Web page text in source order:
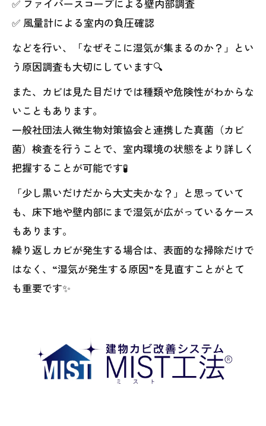
✅ ファイバースコープによる壁内部調査
✅ 風量計による室内の負圧確認
などを行い、「なぜそこに湿気が集まるのか？」とい
う原因調査も大切にしています🔍
また、カビは見た目だけでは種類や危険性がわからな
いこともあります。
一般社団法人微生物対策協会と連携した真菌（カビ
菌）検査を行うことで、室内環境の状態をより詳しく
把握することが可能です🧪
「少し黒いだけだから大丈夫かな？」と思っていて
も、床下地や壁内部にまで湿気が広がっているケース
もあります。
繰り返しカビが発生する場合は、表面的な掃除だけで
はなく、“湿気が発生する原因”を見直すことがとて
も重要です✨